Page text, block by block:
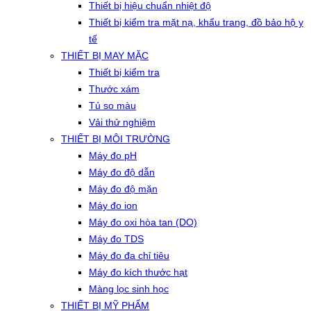
Thiết bị hiệu chuẩn nhiệt độ
Thiết bị kiểm tra mặt nạ, khẩu trang, đồ bảo hộ y
tế
THIẾT BỊ MAY MẶC
Thiết bị kiểm tra
Thước xám
Tủ so màu
Vải thử nghiệm
THIẾT BỊ MÔI TRƯỜNG
Máy đo pH
Máy đo độ dẫn
Máy đo độ mặn
Máy đo ion
Máy đo oxi hòa tan (DO)
Máy đo TDS
Máy đo đa chỉ tiêu
Máy đo kích thước hạt
Màng lọc sinh học
THIẾT BỊ MỸ PHẨM